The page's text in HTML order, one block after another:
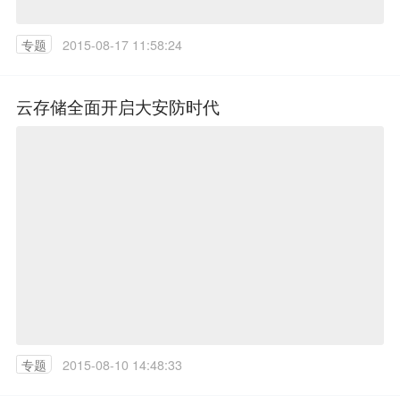
专题 2015-08-17 11:58:24
云存储全面开启大安防时代
专题 2015-08-10 14:48:33